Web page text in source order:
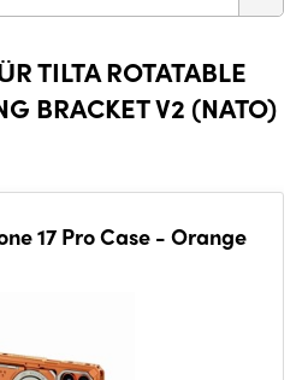
TILTA ROTATABLE
BRACKET V2 (NATO)
17 Pro Case - Orange